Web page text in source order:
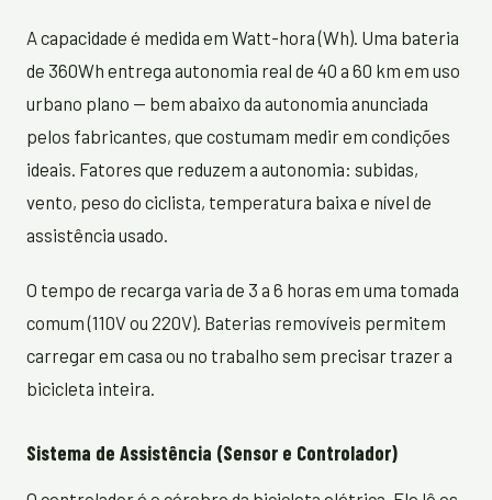
A capacidade é medida em Watt-hora (Wh). Uma bateria
de 360Wh entrega autonomia real de 40 a 60 km em uso
urbano plano — bem abaixo da autonomia anunciada
pelos fabricantes, que costumam medir em condições
ideais. Fatores que reduzem a autonomia: subidas,
vento, peso do ciclista, temperatura baixa e nível de
assistência usado.
O tempo de recarga varia de 3 a 6 horas em uma tomada
comum (110V ou 220V). Baterias removíveis permitem
carregar em casa ou no trabalho sem precisar trazer a
bicicleta inteira.
Sistema de Assistência (Sensor e Controlador)